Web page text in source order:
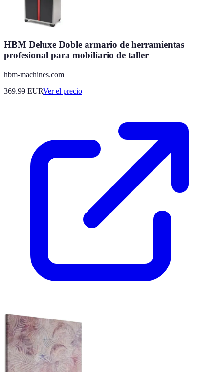
HBM Deluxe Doble armario de herramientas
profesional para mobiliario de taller
hbm-machines.com
369.99 EURVer el precio